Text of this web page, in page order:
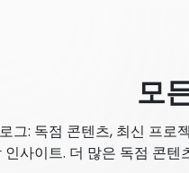
모
그: 독점 콘텐츠, 최신 프
사이트. 더 많은 독점 콘